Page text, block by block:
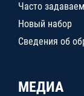
Часто
Новый набор
Сведения об
МЕДИА